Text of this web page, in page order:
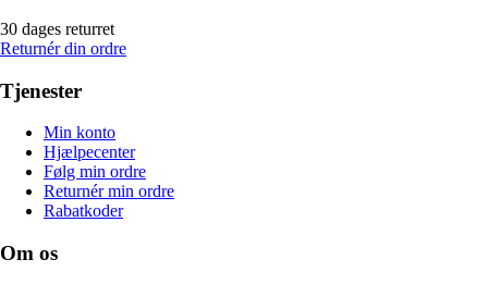
30 dages returret
Returnér din ordre
Tjenester
Min konto
Hjælpecenter
Følg min ordre
Returnér min ordre
Rabatkoder
Om os